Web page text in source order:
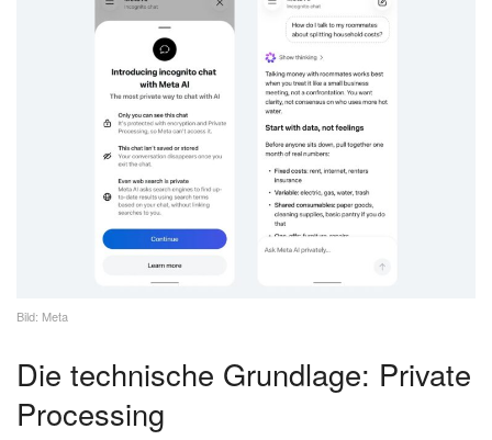
Bild: Meta
Die technische Grundlage: Private
Processing